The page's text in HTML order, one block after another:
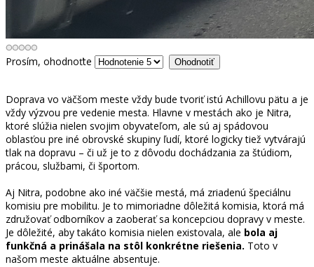
Prosím, ohodnoťte
Doprava vo väčšom meste vždy bude tvoriť istú Achillovu pätu a je
vždy výzvou pre vedenie mesta. Hlavne v mestách ako je Nitra,
ktoré slúžia nielen svojim obyvateľom, ale sú aj spádovou
oblasťou pre iné obrovské skupiny ľudí, ktoré logicky tiež vytvárajú
tlak na dopravu – či už je to z dôvodu dochádzania za štúdiom,
prácou, službami, či športom.
Aj Nitra, podobne ako iné väčšie mestá, má zriadenú špeciálnu
komisiu pre mobilitu. Je to mimoriadne dôležitá komisia, ktorá má
združovať odborníkov a zaoberať sa koncepciou dopravy v meste.
Je dôležité, aby takáto komisia nielen existovala, ale bola aj
funkčná a prinášala na stôl konkrétne riešenia. Toto v
našom meste aktuálne absentuje.